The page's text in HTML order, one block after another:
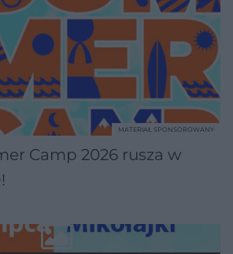
Camp 2026 rusza w
MATERIAŁ SPONSOROWANY